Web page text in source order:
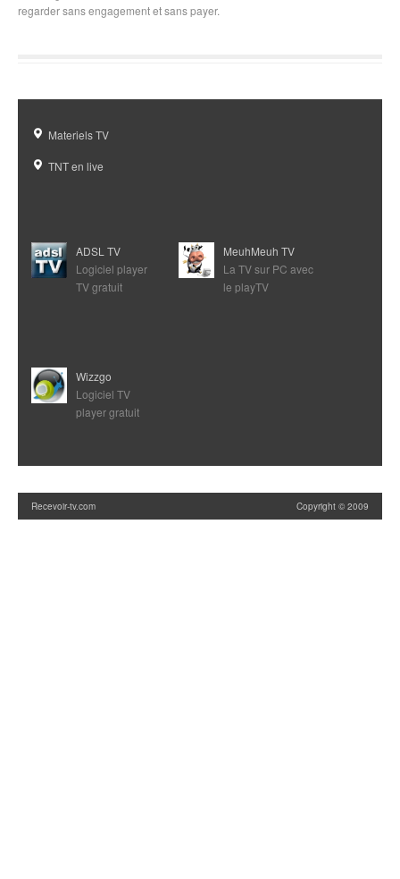
regarder sans engagement et sans payer.
Materiels TV
TNT en live
ADSL TV
Logiciel player
TV gratuit
MeuhMeuh TV
La TV sur PC avec
le playTV
Wizzgo
Logiciel TV
player gratuit
Recevoir-tv.com Copyright © 2009